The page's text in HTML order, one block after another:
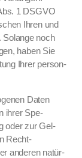
1 DSGVO
Ihren und
Solange noch
haben Sie
Ihrer per­so­n­
Dat­en
ihrer Spe­
oder zur Gel­
Recht­
anderen natür­